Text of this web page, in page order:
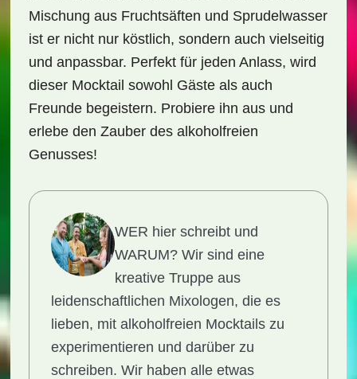
Mischung aus Fruchtsäften und Sprudelwasser
ist er nicht nur köstlich, sondern auch vielseitig
und anpassbar. Perfekt für jeden Anlass, wird
dieser Mocktail sowohl Gäste als auch
Freunde begeistern. Probiere ihn aus und
erlebe den Zauber des alkoholfreien
Genusses!
WER hier schreibt und
WARUM?Wir sind eine
kreative Truppe aus
leidenschaftlichen Mixologen, die es
lieben, mit alkoholfreien Mocktails zu
experimentieren und darüber zu
schreiben. Wir haben alle etwas